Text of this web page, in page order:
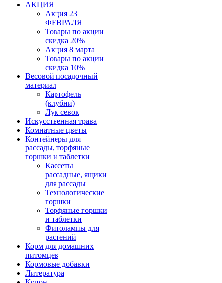
АКЦИЯ
Акция 23
ФЕВРАЛЯ
Товары по акции
скидка 20%
Акция 8 марта
Товары по акции
скидка 10%
Весовой посадочный
материал
Картофель
(клубни)
Лук севок
Искусственная трава
Комнатные цветы
Контейнеры для
рассады, торфяные
горшки и таблетки
Кассеты
рассадные, ящики
для рассады
Технологические
горшки
Торфяные горшки
и таблетки
Фитолампы для
растений
Корм для домашних
питомцев
Кормовые добавки
Литература